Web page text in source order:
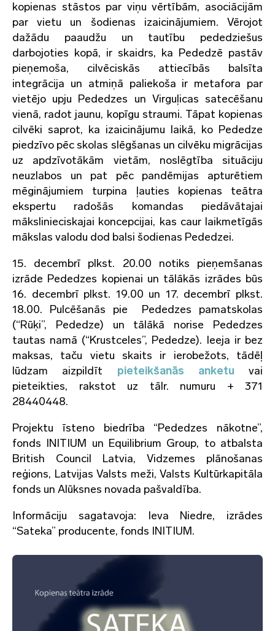
kopienas stāstos par viņu vērtībām, asociācijām
par vietu un šodienas izaicinājumiem. Vērojot
dažādu paaudžu un tautību pededziešus
darbojoties kopā, ir skaidrs, ka Pededzē pastāv
pieņemoša, cilvēciskās attiecībās balsīta
integrācija un atmiņā paliekoša ir metafora par
vietējo upju Pededzes un Virguļicas satecēšanu
vienā, radot jaunu, kopīgu straumi. Tāpat kopienas
cilvēki saprot, ka izaicinājumu laikā, ko Pededze
piedzīvo pēc skolas slēgšanas un cilvēku migrācijas
uz apdzīvotākām vietām, noslēgtība situāciju
neuzlabos un pat pēc pandēmijas apturētiem
mēginājumiem turpina ļauties kopienas teātra
ekspertu radošās komandas piedāvātajai
mākslinieciskajai koncepcijai, kas caur laikmetīgās
mākslas valodu dod balsi šodienas Pededzei.
15. decembrī plkst. 20.00 notiks pieņemšanas
izrāde Pededzes kopienai un tālākās izrādes būs
16. decembrī plkst. 19.00 un 17. decembrī plkst.
18.00. Pulcēšanās pie Pededzes pamatskolas
(“Rūķi”, Pededze) un tālākā norise Pededzes
tautas namā (“Krustceles”, Pededze). Ieeja ir bez
maksas, taču vietu skaits ir ierobežots, tādēļ
lūdzam aizpildīt pieteikšanās anketu vai
pieteikties, rakstot uz tālr. numuru + 371
28440448.
Projektu īsteno biedrība “Pededzes nākotne”,
fonds INITIUM un Equilibrium Group, to atbalsta
British Council Latvia, Vidzemes plānošanas
reģions, Latvijas Valsts meži, Valsts Kultūrkapitāla
fonds un Alūksnes novada pašvaldība.
Informāciju sagatavoja: Ieva Niedre, izrādes
“Sateka” producente, fonds INITIUM.